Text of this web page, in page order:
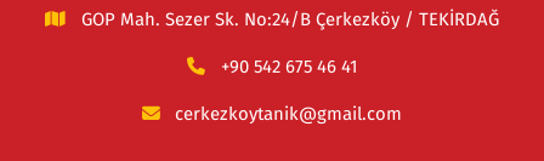
GOP Mah. Sezer Sk. No:24/B Çerkezköy / TEKİRDAĞ
+90 542 675 46 41
cerkezkoytanik@gmail.com